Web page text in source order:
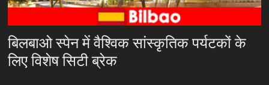
बिलबाओ स्पेन में वैश्विक सांस्कृतिक पर्यटकों के
लिए विशेष सिटी ब्रेक